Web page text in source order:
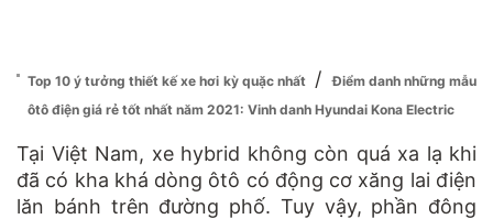
Top 10 ý tưởng thiết kế xe hơi kỳ quặc nhất /
Điểm danh những mẫu
ôtô điện giá rẻ tốt nhất năm 2021: Vinh danh Hyundai Kona Electric
Tại Việt Nam, xe hybrid không còn quá xa lạ khi
đã có kha khá dòng ôtô có động cơ xăng lai điện
lăn bánh trên đường phố. Tuy vậy, phần đông